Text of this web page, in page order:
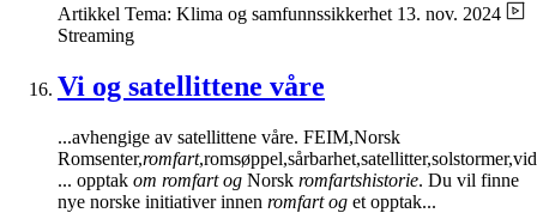
Artikkel Tema: Klima og samfunnssikkerhet 13. nov. 2024
Streaming
Vi og satellittene våre
...avhengige av satellittene våre. FEIM,Norsk
Romsenter,romfart
... opptak om romfart og Norsk romfartshistorie. Du vil finne
nye norske initiativer innen romfart og et opptak...